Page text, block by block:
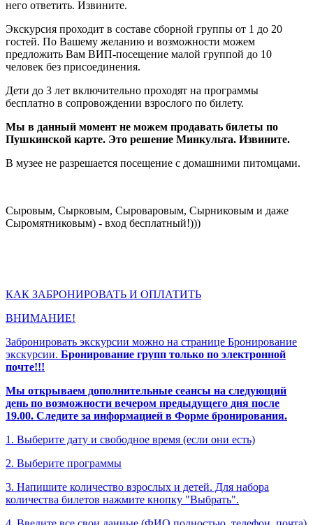
него ответить. Извините.
Экскурсия проходит в составе сборной группы от 1 до 20
гостей. По Вашему желанию и возможности можем
предложить Вам ВИП-посещение малой группой до 10
человек без присоединения.
Дети до 3 лет включительно проходят на программы
бесплатно в сопровождении взрослого по билету.
Мы в данный момент не можем продавать билеты по
Пушкинской карте. Это решение Минкульта. Извините.
В музее не разрешается посещение с домашними питомцами.
Сыровым, Сырковым, Сыроваровым, Сырниковым и даже
Сыромятниковым) - вход бесплатный!)))
КАК ЗАБРОНИРОВАТЬ И ОПЛАТИТЬ
ВНИМАНИЕ!
Забронировать экскурсии можно на странице Бронирование
экскурсии. Бронирование групп только по электронной
почте!!!
Мы открываем дополнительные сеансы на следующий
день по возможности вечером предыдущего дня после
19.00. Следите за информацией в Форме бронирования.
1. Выберите дату и свободное время (если они есть)
2. Выберите программы
3. Напишите количество взрослых и детей. Для набора
количества билетов нажмите кнопку "Выбрать".